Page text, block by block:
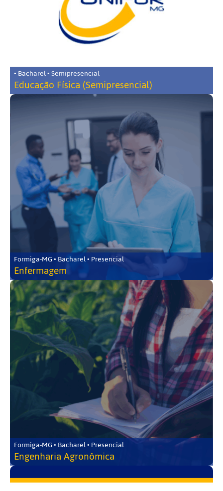
• Bacharel • Semipresencial
Educação Física (Semipresencial)
Formiga-MG • Bacharel • Presencial
Enfermagem
Formiga-MG • Bacharel • Presencial
Engenharia Agronômica